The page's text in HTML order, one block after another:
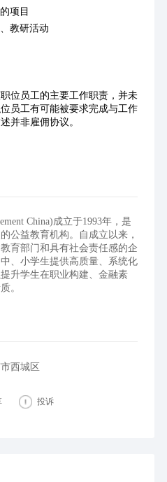
项目
教研活动
位员工的主要工作职责，并未
员工有可能被要求完成与工作
并非雇佣协议。
China)成立于1993年，是
公益教育机构。自成立以来，
育部门和具有社会责任感的企
、小学生提供高质量、系统化
升学生在职业构建、金融素
。
西城区
投诉